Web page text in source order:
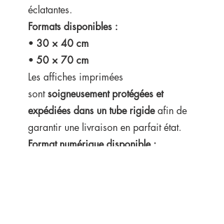
éclatantes.
Formats disponibles :
• 30 × 40 cm
• 50 × 70 cm
Les affiches imprimées
sontsoigneusement protégées et
expédiées dans un tube rigideafin de
garantir une livraison en parfait état.
Format numérique disponible :